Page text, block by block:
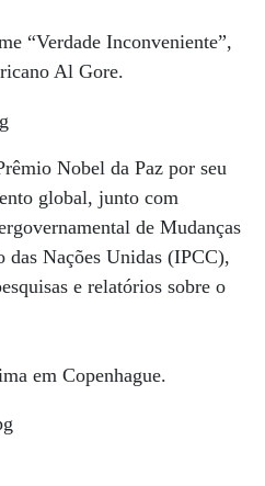
“Verdade Inconveniente”,
Al Gore.
Nobel da Paz por seu
global, junto com
de Mudanças
das Nações Unidas (IPCC),
e relatórios sobre o
em Copenhague.